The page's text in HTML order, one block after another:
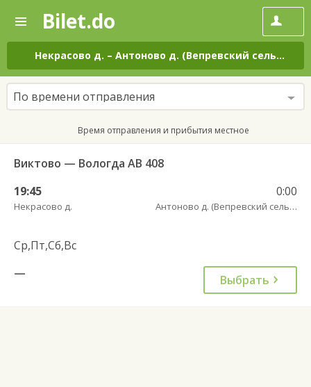
—
Поиск
и
покупка
билетов
на
автобус
онлайн
Bilet.do
Некрасово д. – Антоново д. (Вепревский сельсовет)
По времени отправления
Время отправления и прибытия местное
Виктово — Вологда АВ 408
19:45
Некрасово д.
0:00
Антоново д. (Вепревский сельсовет)
Ср,Пт,Сб,Вс
—
Выбрать